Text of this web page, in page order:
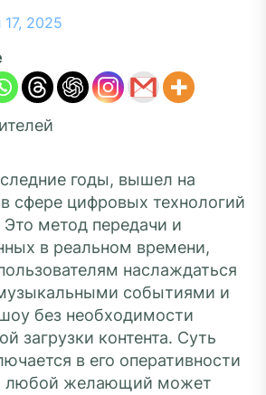
2025
годы, вышел на
сфере цифровых технологий
Это метод передачи и
в реальном времени,
наслаждаться
событиями и
без необходимости
загрузки контента. Суть
в его оперативности
любой желающий может